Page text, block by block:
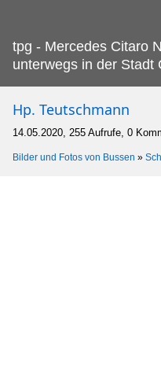
tpg - Mercedes Citaro
unterwegs in der Stadt
Hp. Teutschmann
14.05.2020, 255 Aufrufe, 0
Bilder und Fotos von Bussen »